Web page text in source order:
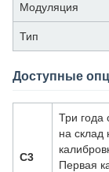
Модуляция
Тип
Доступные
C3
Три года
на склад
Первая